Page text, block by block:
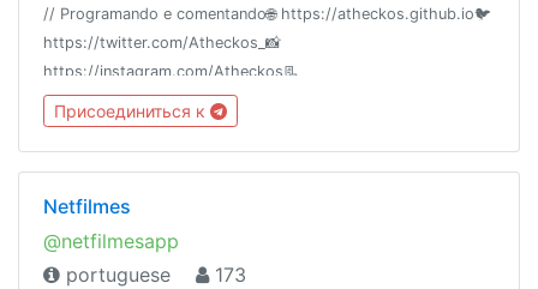
// Programando e comentando🌐 https://atheckos.github.io🐦
https://twitter.com/Atheckos_📸
https://instagram.com/Atheckos📃
https://medium.com/atheckosblog🎮
https://discord.gg/qKqQskZ📦 https://gitlab.com/Atheckos
Fundado 08 de Fevereiro de 2018
Присоединиться к
Netfilmes
@netfilmesapp
portuguese
173